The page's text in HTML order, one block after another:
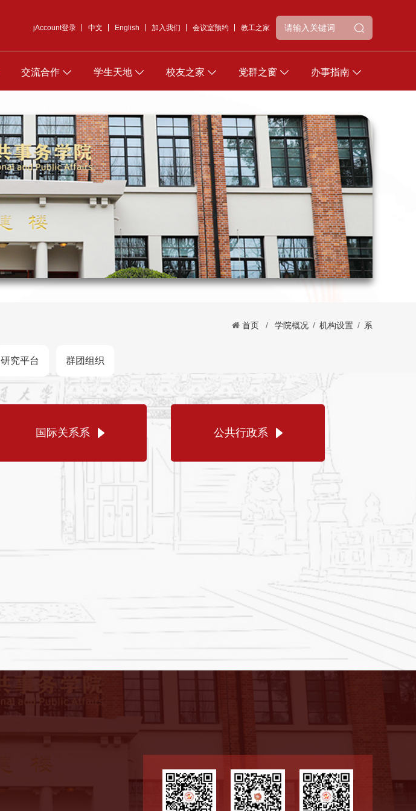
jAccount登录 中文 English 加入我们 会议室预约 教工之家
交流合作 学生天地 校友之家 党群之窗 办事指南
首页 / 学院概况 / 机构设置 / 系
研究平台 群团组织
国际关系系 公共行政系